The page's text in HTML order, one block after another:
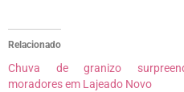
Relacionado
Chuva de granizo
moradores em Lajeado Novo